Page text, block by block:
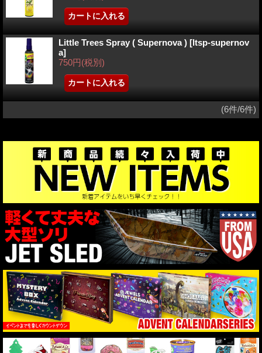
Little Trees Spray ( Supernova ) [ltsp-supernov
a]
750円(税別)
(6件/6件)